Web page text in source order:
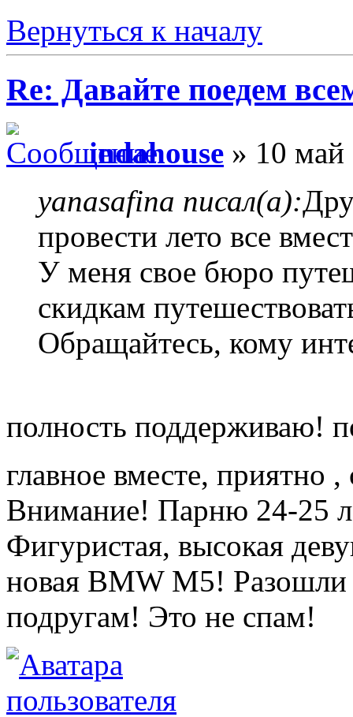
Вернуться к началу
Re: Давайте поедем
indahouse » 10 май
yanasafina писал(а):
провести лето все
У меня свое бюро
скидкам
Обращайтесь, кому
полность поддерживаю!
главное вместе,
Внимание! Парню 24-25
Фигуристая, высокая
новая BMW M5! Разошли
подругам! Это не спам!